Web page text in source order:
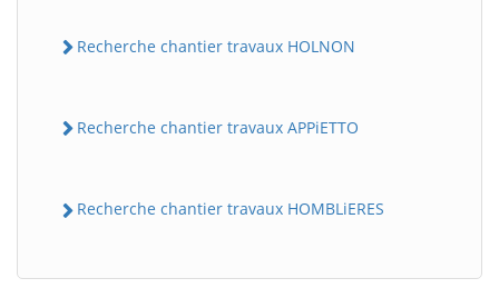
Recherche chantier travaux HOLNON
Recherche chantier travaux APPiETTO
Recherche chantier travaux HOMBLiERES